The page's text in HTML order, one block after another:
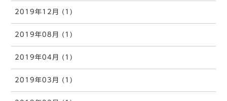
2019年12月 (1)
2019年08月 (1)
2019年04月 (1)
2019年03月 (1)